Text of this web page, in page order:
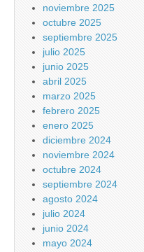
noviembre 2025
octubre 2025
septiembre 2025
julio 2025
junio 2025
abril 2025
marzo 2025
febrero 2025
enero 2025
diciembre 2024
noviembre 2024
octubre 2024
septiembre 2024
agosto 2024
julio 2024
junio 2024
mayo 2024